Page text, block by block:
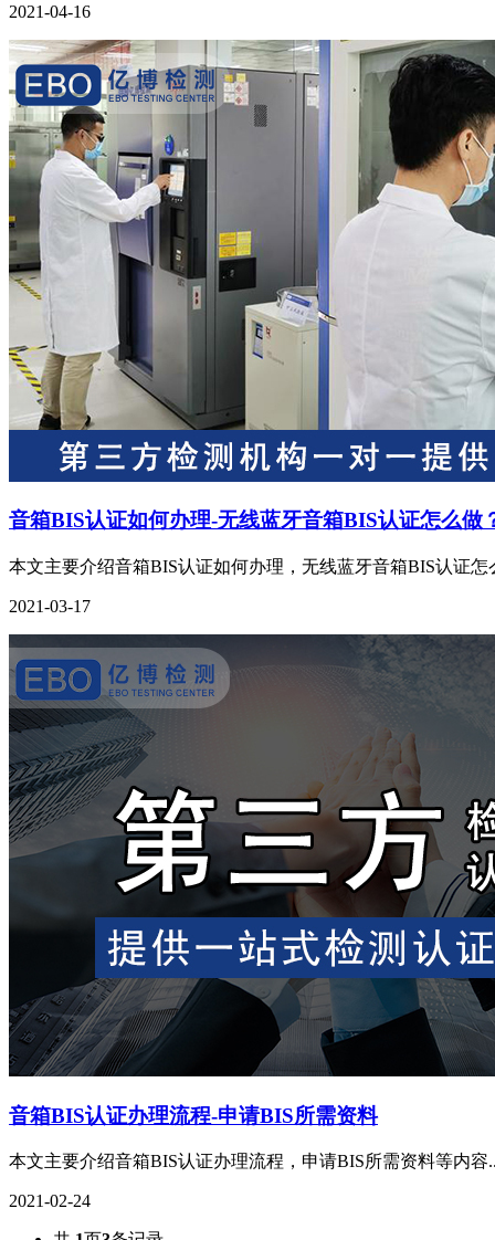
2021-04-16
音箱BIS认证如何办理-无线蓝牙音箱BIS认证怎么做
本文主要介绍音箱BIS认证如何办理，无线蓝牙音箱BIS认证怎
2021-03-17
音箱BIS认证办理流程-申请BIS所需资料
本文主要介绍音箱BIS认证办理流程，申请BIS所需资料等内容
2021-02-24